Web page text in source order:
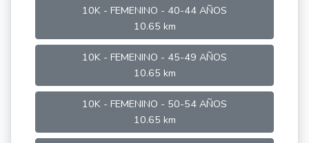
10K - FEMENINO - 40-44 AÑOS
10.65 km
10K - FEMENINO - 45-49 AÑOS
10.65 km
10K - FEMENINO - 50-54 AÑOS
10.65 km